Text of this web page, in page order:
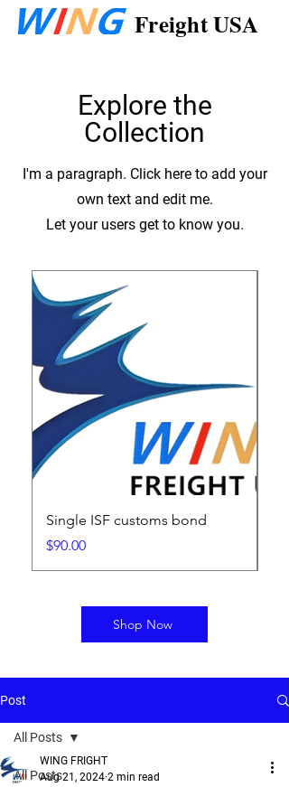
Freight USA
Explore the
Collection
I'm a paragraph. Click here to add your
own text and edit me.
Let your users get to know you.
Single ISF customs bond
Price
$90.00
Shop Now
Post
All Posts
All Posts
WING FRIGHT
Aug 21, 2024 2 min read